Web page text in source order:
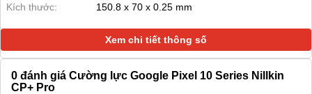
Kích thước: 150.8 x 70 x 0.25 mm
Xem chi tiết thông số
0 đánh giá Cường lực Google Pixel 10 Series Nillkin
CP+ Pro